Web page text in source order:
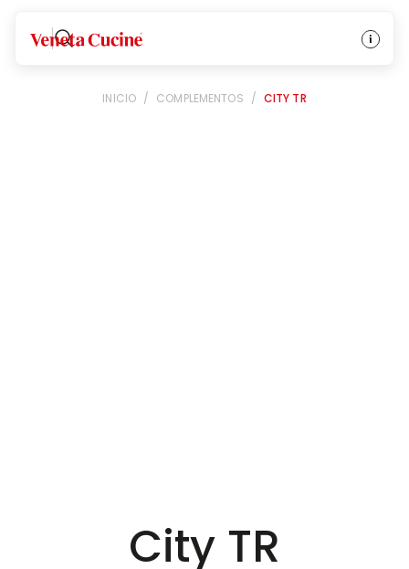
Veneta Cucine
INICIO / COMPLEMENTOS / CITY TR
City TR